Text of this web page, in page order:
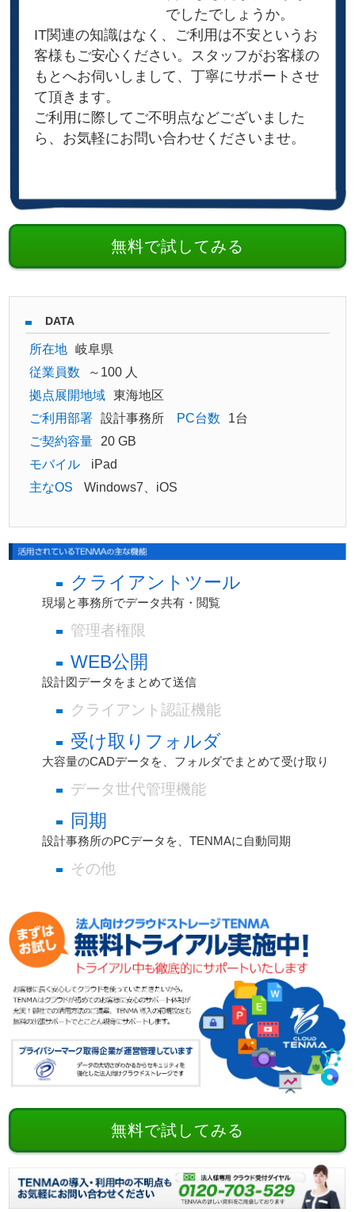
でしたでしょうか。
IT関連の知識はなく、ご利用は不安というお
客様もご安心ください。スタッフがお客様の
もとへお伺いしまして、丁寧にサポートさせ
て頂きます。
ご利用に際してご不明点などございました
ら、お気軽にお問い合わせくださいませ。
無料で試してみる
DATA
所在地
岐阜県
従業員数
～100 人
拠点展開地域
東海地区
ご利用部署
設計事務所 PC台数
1台
ご契約容量
20 GB
モバイル
iPad
主なOS
Windows7、iOS
クライアントツール
現場と事務所でデータ共有・閲覧
管理者権限
WEB公開
設計図データをまとめて送信
クライアント認証機能
受け取りフォルダ
大容量のCADデータを、フォルダでまとめて受け取り
データ世代管理機能
同期
設計事務所のPCデータを、TENMAに自動同期
その他
無料で試してみる